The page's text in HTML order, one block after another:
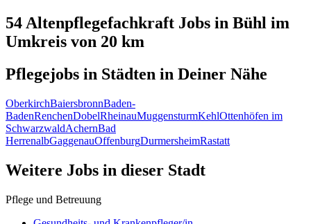
54 Altenpflegefachkraft Jobs in Bühl im
Umkreis von 20 km
Pflegejobs in Städten in Deiner Nähe
OberkirchBaiersbronnBaden-
BadenRenchenDobelRheinauMuggensturmKehlOttenhöfen im
SchwarzwaldAchernBad
HerrenalbGaggenauOffenburgDurmersheimRastatt
Weitere Jobs in dieser Stadt
Pflege und Betreuung